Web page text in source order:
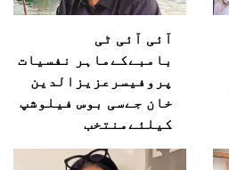
آئی آئی ٹی
بامبےکےماہر نفسیات
پروفیسرعزیزالدین
خان جےسی بوس فیلوشپ
کیلئےمنتخب